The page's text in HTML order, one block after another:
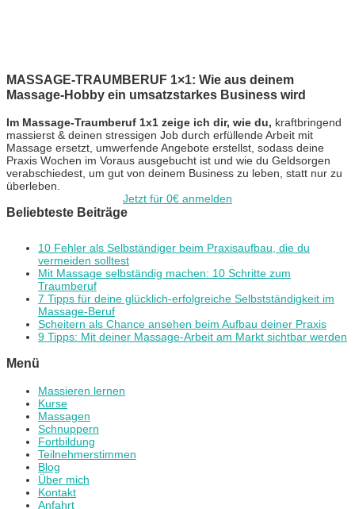
MASSAGE-TRAUMBERUF 1×1: Wie aus deinem
Massage-Hobby ein umsatzstarkes Business wird
Im Massage-Traumberuf 1x1 zeige ich dir, wie du, kraftbringend
massierst & deinen stressigen Job durch erfüllende Arbeit mit
Massage ersetzt, umwerfende Angebote erstellst, sodass deine
Praxis Wochen im Voraus ausgebucht ist und wie du Geldsorgen
verabschiedest, um gut von deinem Business zu leben, statt nur zu
überleben.
Jetzt für 0€ anmelden
Beliebteste Beiträge
10 Fehler als Selbständiger beim Praxisaufbau, die du
vermeiden solltest
Mit Massage selbständig machen: 10 Schritte zum
Traumberuf
7 Tipps für deine glücklich-erfolgreiche Selbstständigkeit im
Massage-Beruf
Scheitern als Chance ansehen beim Aufbau deiner Praxis
9 Tipps: Mit deiner Massage-Arbeit am Markt sichtbar werden
Menü
Massieren lernen
Kurse
Massagen
Schnuppern
Fortbildung
Teilnehmerstimmen
Blog
Über mich
Kontakt
Anfahrt